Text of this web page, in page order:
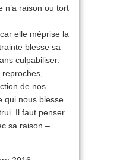
n’a raison ou tort
elle méprise la
blesse sa
culpabiliser.
de nos
qui nous blesse
Il faut penser
sa raison –